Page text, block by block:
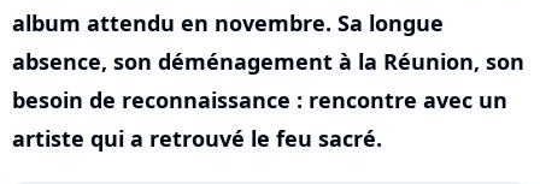
album attendu en novembre. Sa longue
absence, son déménagement à la Réunion, son
besoin de reconnaissance : rencontre avec un
artiste qui a retrouvé le feu sacré.